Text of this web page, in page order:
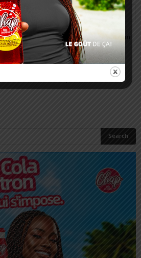
et site web dans ce navigateur pour
nouveaux commentaires par e-mail.
nouveaux articles par e-mail.